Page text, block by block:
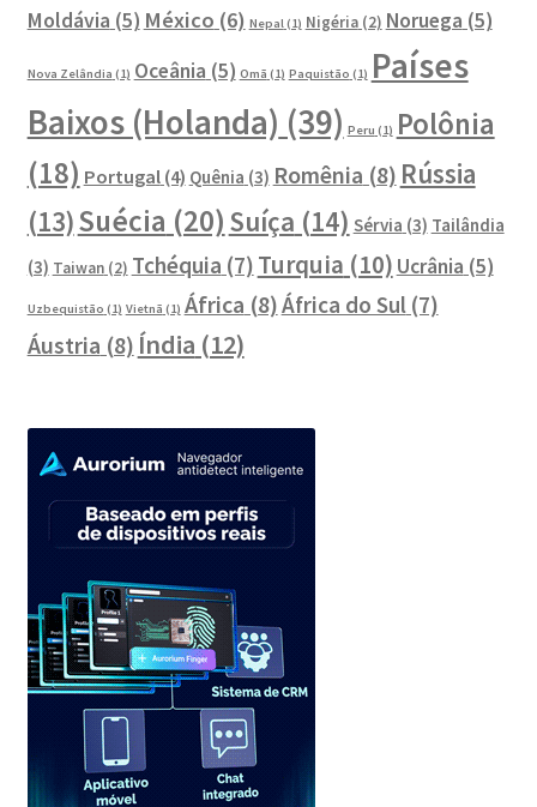
Moldávia (5) México (6) Nepal(1) Nigéria(2) Noruega (5)
Nova Zelândia (1) Oceânia (5) Omã (1) Paquistão (1) Países
Baixos (Holanda) (39) Peru (1) Polônia
(18) Portugal(4) Quênia (3) Romênia (8) Rússia
(13)Suécia (20) Suíça (14) Sérvia (3) Tailândia
(3) Taiwan(2) Tchéquia (7) Turquia (10) Ucrânia (5)
Uzbequistão (1) Vietnã (1) África (8)África do Sul(7)
Áustria (8) Índia (12)